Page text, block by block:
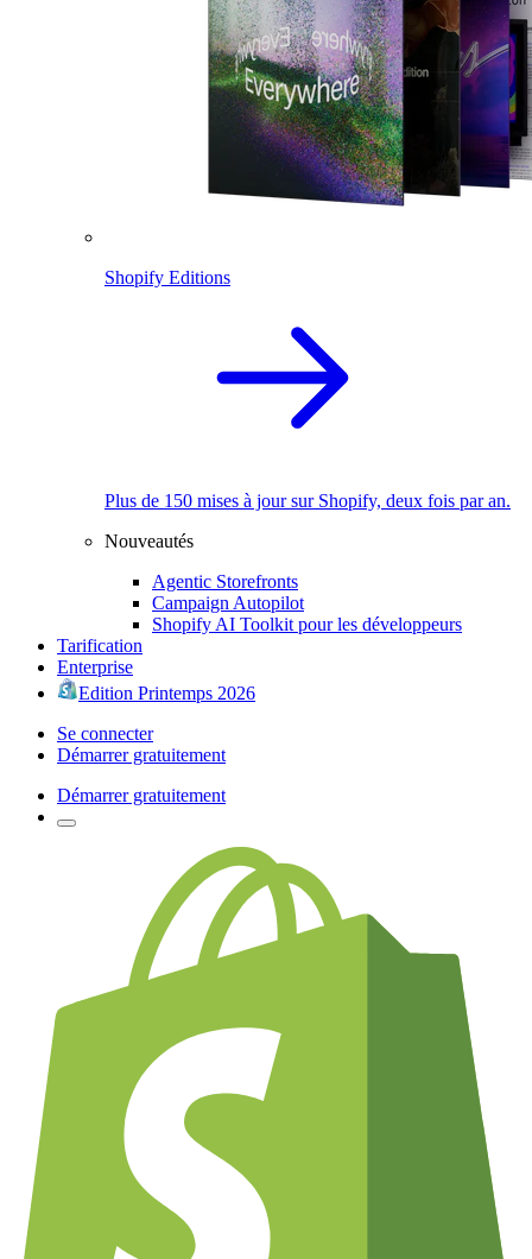
Shopify Editions
Plus de 150 mises à jour sur Shopify, deux fois par an.
Nouveautés
Agentic Storefronts
Campaign Autopilot
Shopify AI Toolkit pour les développeurs
Tarification
Enterprise
Edition Printemps 2026
Se connecter
Démarrer gratuitement
Démarrer gratuitement